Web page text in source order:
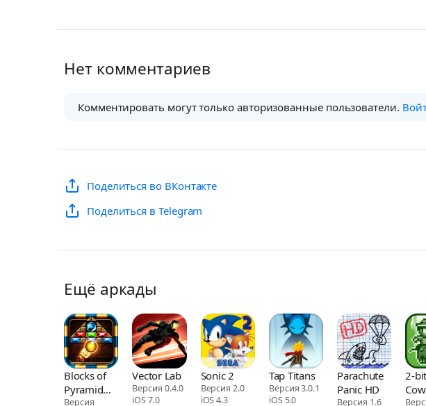
Нет комментариев
Комментировать могут только авторизованные пользователи.
Поделиться во ВКонтакте
Поделиться в Telegram
Ещё аркады
Blocks of
Pyramid
Breaker
Версия
Vector Lab
Версия 0.4.0
iOS 7.0
Sonic 2
Версия 2.0
iOS 4.3
Tap Titans
Версия 3.0.1
iOS 5.0
Parachute
Panic HD
Версия 1.6
2-bit